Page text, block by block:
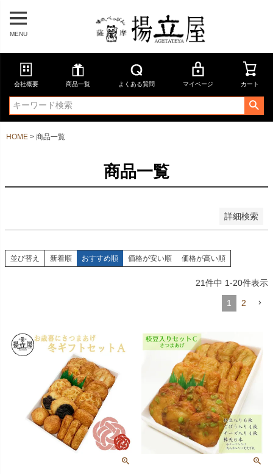
MENU
会社概要 商品一覧 よくある質問 マイページ カート
HOME 商品一覧
商品一覧
詳細検索
並び順
新着順
登録順
価格が安い順
優先度順
キーワードヒット順
検索
並び替え 新着順 おすすめ順 価格が安い順 価格が高い順
21件中 1-20件表示
1 2